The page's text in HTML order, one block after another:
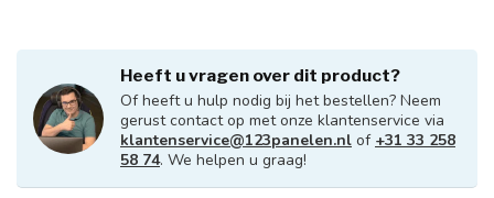
Heeft u vragen over dit product?
Of heeft u hulp nodig bij het bestellen? Neem
gerust contact op met onze klantenservice via
klantenservice@123panelen.nl of +31 33 258
58 74. We helpen u graag!